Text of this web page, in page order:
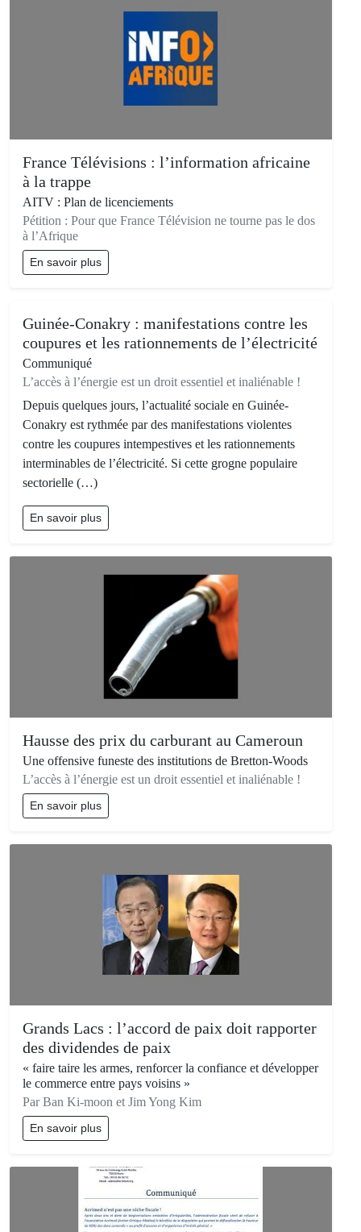
France Télévisions : l’information africaine
à la trappe
AITV : Plan de licenciements
Pétition : Pour que France Télévision ne tourne pas le dos
à l’Afrique
En savoir plus
Guinée-Conakry : manifestations contre les
coupures et les rationnements de l’électricité
Communiqué
L’accès à l’énergie est un droit essentiel et inaliénable !
Depuis quelques jours, l’actualité sociale en Guinée-
Conakry est rythmée par des manifestations violentes
contre les coupures intempestives et les rationnements
interminables de l’électricité. Si cette grogne populaire
sectorielle (…)
En savoir plus
Hausse des prix du carburant au Cameroun
Une offensive funeste des institutions de Bretton-Woods
L’accès à l’énergie est un droit essentiel et inaliénable !
En savoir plus
Grands Lacs : l’accord de paix doit rapporter
des dividendes de paix
« faire taire les armes, renforcer la confiance et développer
le commerce entre pays voisins »
Par Ban Ki-moon et Jim Yong Kim
En savoir plus